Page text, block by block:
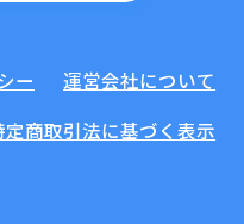
ー
運営会社について
定商取引法に基づく表示